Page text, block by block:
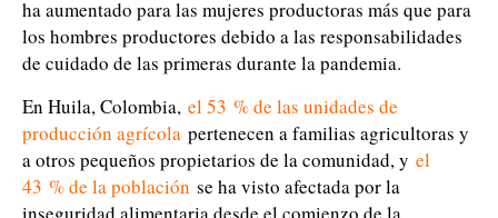
ha aumentado para las mujeres productoras más que para
los hombres productores debido a las responsabilidades
de cuidado de las primeras durante la pandemia.
En Huila, Colombia, el 53 % de las unidades de
producción agrícola pertenecen a familias agricultoras y
a otros pequeños propietarios de la comunidad, y el
43 % de la población se ha visto afectada por la
inseguridad alimentaria desde el comienzo de la